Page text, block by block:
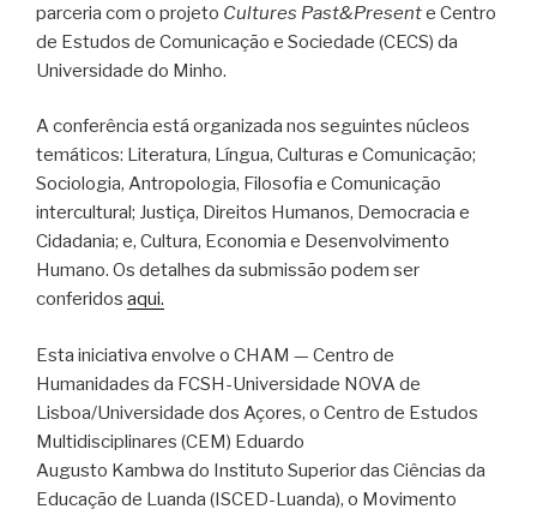
parceria com o projeto Cultures Past&Presente Centro
de Estudos de Comunicação e Sociedade (CECS) da
Universidade do Minho.
A conferência está organizada nos seguintes núcleos
temáticos: Literatura, Língua, Culturas e Comunicação;
Sociologia, Antropologia, Filosofia e Comunicação
intercultural; Justiça, Direitos Humanos, Democracia e
Cidadania; e, Cultura, Economia e Desenvolvimento
Humano. Os detalhes da submissão podem ser
conferidos aqui.
Esta iniciativa envolve o CHAM — Centro de
Humanidades da FCSH-Universidade NOVA de
Lisboa/Universidade dos Açores, o Centro de Estudos
Multidisciplinares (CEM) Eduardo
Augusto Kambwa do Instituto Superior das Ciências da
Educação de Luanda (ISCED-Luanda), o Movimento